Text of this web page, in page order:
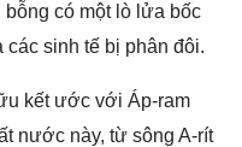
có một lò lửa bốc
sinh tế bị phân đôi.
kết ước với Áp-ram
nước này, từ sông A-rít